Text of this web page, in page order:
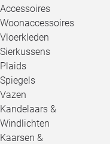
Accessoires
Woonaccessoires
Vloerkleden
Sierkussens
Plaids
Spiegels
Vazen
Kandelaars &
Windlichten
Kaarsen &